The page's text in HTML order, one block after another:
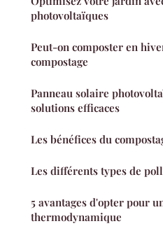
photovoltaïques
Peut-on composter en
compostage
Panneau solaire
solutions efficaces
Les bénéfices du
Les différents types de
5 avantages d'opter pour
thermodynamique